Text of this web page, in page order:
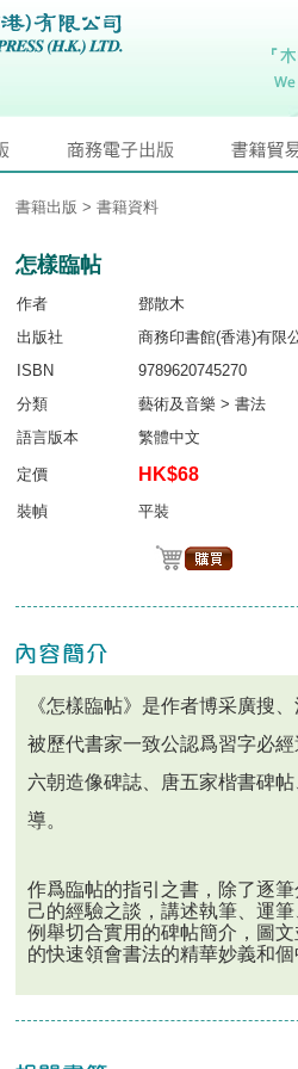
書籍出版 > 書籍資料
怎樣臨帖
作者
鄧散木
出版社
商務印書館(香港)有限
ISBN
9789620745270
分類
藝術及音樂 > 書法
語言版本
繁體中文
定價 HK$68
裝幀 平裝
《怎樣臨帖》是作者博采廣搜
被歷代書家一致公認爲習字必
六朝造像碑誌、唐五家楷書碑
導。
作爲臨帖的指引之書，除了逐
己的經驗之談，講述執筆、運
例舉切合實用的碑帖簡介，圖
的快速領會書法的精華妙義和個